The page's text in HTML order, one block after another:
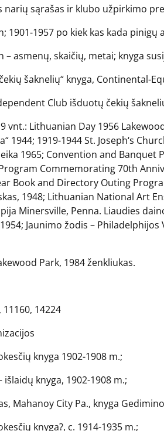
narių sąrašas ir klubo užpirkimo
1901-1957 po kiek kas kada
– asmenų, skaičių, metai; knyga
šaknelių“ knyga, Continental-
Club išduotų čekių
vnt.: Lithuanian Day 1956
1944; 1919-1944 St. Joseph‘s
1965; Convention and
Commemorating 70th
Book and Directory Outing
1948; Lithuanian National Art
Minersville, Penna. Liaudies
1954; Jaunimo žodis –
Park, 1984 ženkliukas.
11160, 14224
knyga 1902-1908 m.;
išlaidų knyga, 1902-1908 m.;
Mahanoy City Pa., knyga
knyga?, c. 1914-1935 m.;